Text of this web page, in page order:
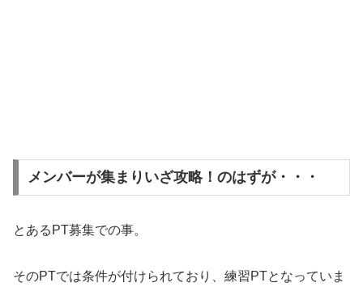
メンバーが集まりいざ攻略！のはずが・・・
とあるPT募集での事。
そのPTでは条件が付けられており、練習PTとなっていま